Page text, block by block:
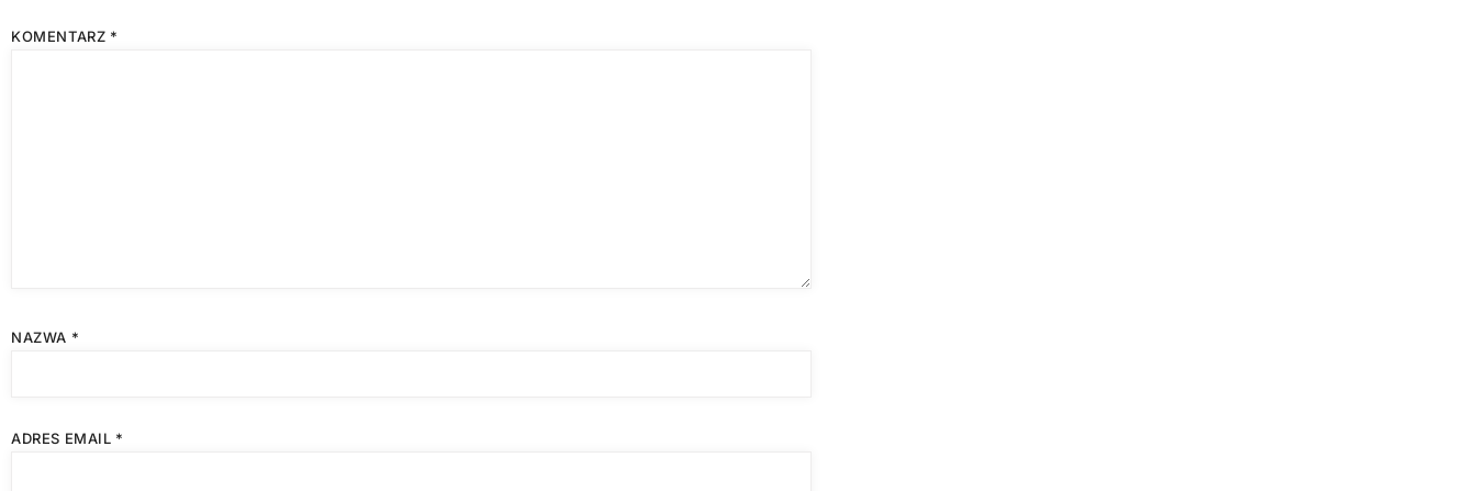
KOMENTARZ *
NAZWA *
ADRES EMAIL *